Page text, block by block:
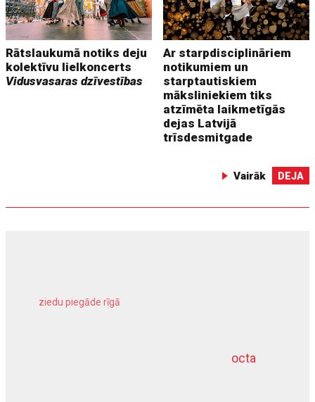
Rātslaukumā notiks deju
kolektīvu lielkoncerts
Vidusvasaras dzīvestības
Ar starpdisciplināriem
notikumiem un
starptautiskiem
māksliniekiem tiks
atzīmēta laikmetīgās
dejas Latvijā
trīsdesmitgade
Vairāk DEJA
octa
ziedu piegāde rīgā
dziļurbums